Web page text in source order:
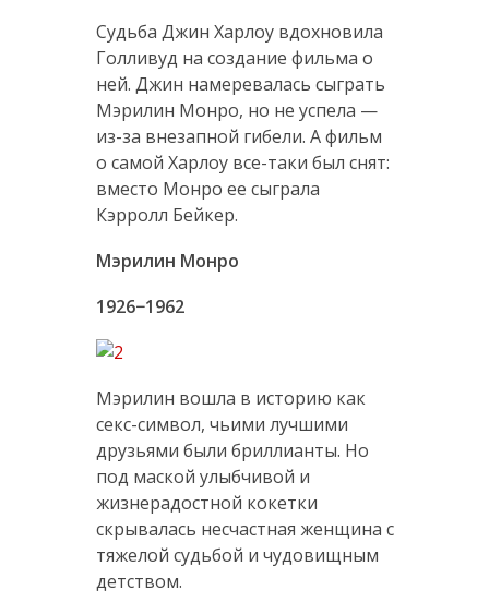
Судьба Джин Харлоу вдохновила
Голливуд на создание фильма о
ней. Джин намеревалась сыграть
Мэрилин Монро, но не успела —
из-за внезапной гибели. А фильм
о самой Харлоу все-таки был снят:
вместо Монро ее сыграла
Кэрролл Бейкер.
Мэрилин Монро
1926−1962
Мэрилин вошла в историю как
секс-символ, чьими лучшими
друзьями были бриллианты. Но
под маской улыбчивой и
жизнерадостной кокетки
скрывалась несчастная женщина с
тяжелой судьбой и чудовищным
детством.